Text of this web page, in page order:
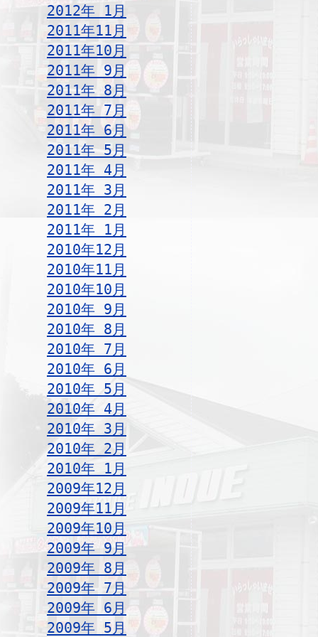
2012年 1月
2011年11月
2011年10月
2011年 9月
2011年 8月
2011年 7月
2011年 6月
2011年 5月
2011年 4月
2011年 3月
2011年 2月
2011年 1月
2010年12月
2010年11月
2010年10月
2010年 9月
2010年 8月
2010年 7月
2010年 6月
2010年 5月
2010年 4月
2010年 3月
2010年 2月
2010年 1月
2009年12月
2009年11月
2009年10月
2009年 9月
2009年 8月
2009年 7月
2009年 6月
2009年 5月